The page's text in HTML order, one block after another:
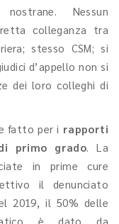
Nessun
colleganza tra
stesso CSM; si
d’appello non si
dei loro colleghi di
fatto per i rapporti
primo grado. La
in prime cure
il denunciato
2019, il 50% delle
è dato da